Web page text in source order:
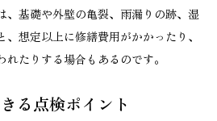
、基礎や外壁の亀裂、雨漏りの跡、湿
想定以上に修繕費用がかかったり、
たりする場合もあるのです。
る点検ポイント